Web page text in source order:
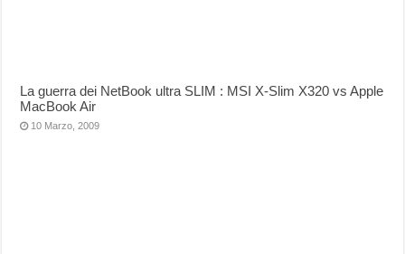
La guerra dei NetBook ultra SLIM : MSI X-Slim X320 vs Apple
MacBook Air
10 Marzo, 2009